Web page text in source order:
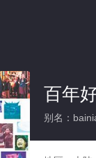
百年
别名：